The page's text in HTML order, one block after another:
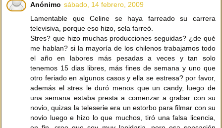
Anónimo sábado, 14 febrero, 2009
Lamentable que Celine se haya farreado su carrera
televisiva, porque eso hizo, sela farreó.
Stres? que hizo muchas producciones seguidas? ¿de qué
me hablan? si la mayoría de los chilenos trabajamos todo
el año en labores más pesadas a veces y tan solo
tenemos 15 dias libres, más fines de semana y uno que
otro feriado en algunos casos y ella se estresa? por favor,
además el stres le duró menos que un candy, luego de
una semana estaba presta a comenzar a grabar con su
novio, quizas la teleserie era un estorbo para filmar con su
novio luego e hizo lo que muchos, tiró una falsa licencia,